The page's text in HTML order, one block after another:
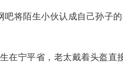
将陌生小伙认成自己孙子的
在宁平省，老太戴着头盔直